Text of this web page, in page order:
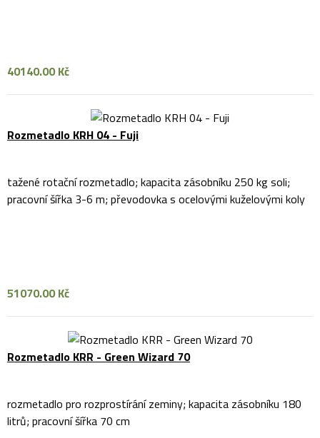
40140.00 Kč
Rozmetadlo KRH 04 - Fuji
tažené rotační rozmetadlo; kapacita zásobníku 250 kg soli;
pracovní šířka 3-6 m; převodovka s ocelovými kuželovými koly
51070.00 Kč
Rozmetadlo KRR - Green Wizard 70
rozmetadlo pro rozprostírání zeminy; kapacita zásobníku 180
litrů; pracovní šířka 70 cm